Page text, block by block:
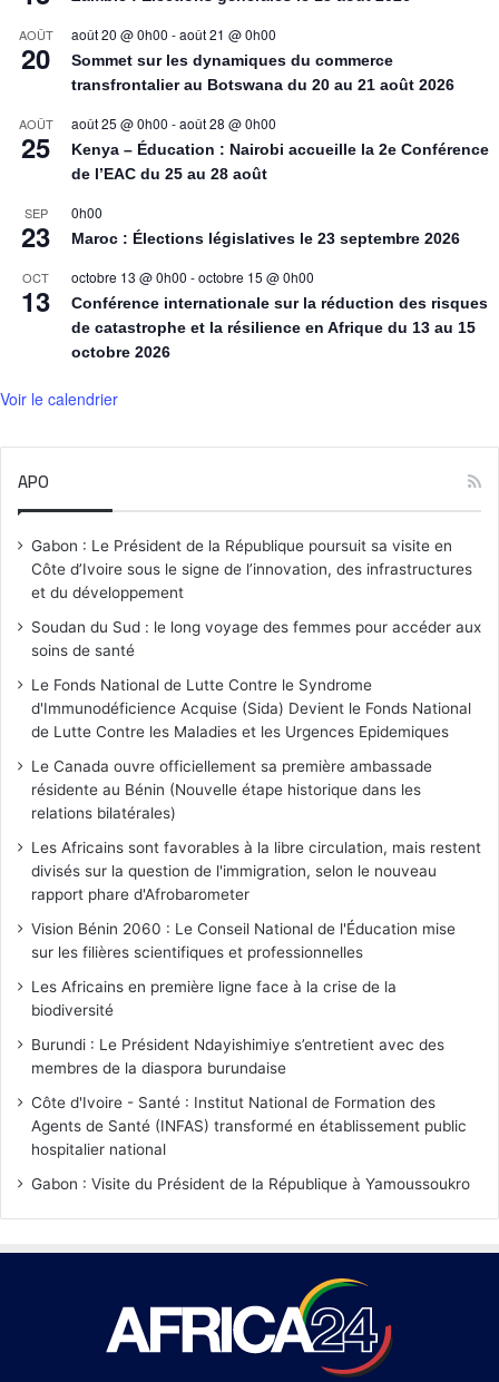
AOÛT
20
août 20 @ 0h00 -août 21 @ 0h00
Sommet sur les dynamiques du commerce
transfrontalier au Botswana du 20 au 21 août 2026
AOÛT
25
août 25 @ 0h00 -août 28 @ 0h00
Kenya – Éducation : Nairobi accueille la 2e Conférence
de l’EAC du 25 au 28 août
SEP
23
0h00
Maroc : Élections législatives le 23 septembre 2026
OCT
13
octobre 13 @ 0h00 -octobre 15 @ 0h00
Conférence internationale sur la réduction des risques
de catastrophe et la résilience en Afrique du 13 au 15
octobre 2026
Voir le calendrier
APO
Gabon : Le Président de la République poursuit sa visite en
Côte d’Ivoire sous le signe de l’innovation, des infrastructures
et du développement
Soudan du Sud : le long voyage des femmes pour accéder aux
soins de santé
Le Fonds National de Lutte Contre le Syndrome
d'Immunodéficience Acquise (Sida) Devient le Fonds National
de Lutte Contre les Maladies et les Urgences Epidemiques
Le Canada ouvre officiellement sa première ambassade
résidente au Bénin (Nouvelle étape historique dans les
relations bilatérales)
Les Africains sont favorables à la libre circulation, mais restent
divisés sur la question de l'immigration, selon le nouveau
rapport phare d'Afrobarometer
Vision Bénin 2060 : Le Conseil National de l'Éducation mise
sur les filières scientifiques et professionnelles
Les Africains en première ligne face à la crise de la
biodiversité
Burundi : Le Président Ndayishimiye s’entretient avec des
membres de la diaspora burundaise
Côte d'Ivoire - Santé : Institut National de Formation des
Agents de Santé (INFAS) transformé en établissement public
hospitalier national
Gabon : Visite du Président de la République à Yamoussoukro